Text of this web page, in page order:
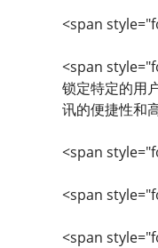
<span
<span
锁定特定的用
讯的便捷性和
<span
<span
<span